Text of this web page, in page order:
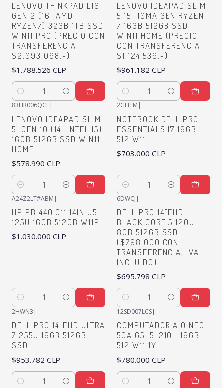
LENOVO THINKPAD L16
GEN 2 (16" AMD
RYZEN7) 32GB 1TB SSD
WIN11 PRO (PRECIO CON
TRANSFERENCIA
$2.093.098.-)
$1.788.526 CLP
Quantity
LENOVO IDEAPAD SLIM
5 15" 10MA GEN RYZEN
7 16GB 512GB SSD
WIN11 HOME (PRECIO
CON TRANSFERENCIA
$1.124.539.-)
$961.182 CLP
Quantity
83HR006QCL
LENOVO IDEAPAD SLIM
5I GEN 10 (14" INTEL I5)
16GB 512GB SSD WIN11
HOME
$578.990 CLP
Quantity
2GHTM
NOTEBOOK DELL PRO
ESSENTIALS I7 16GB
512 W11
$703.000 CLP
Quantity
A24Z2LT#ABM |
HP PB 440 G11 14IN U5-
125U 16GB 512GB W11P
$1.030.000 CLP
Quantity
6DWCJ |
DELL PRO 14"FHD
BLACK CORE 5 120U
8GB 512GB SSD
($798.000 CON
TRANSFERENCIA, IVA
INCLUIDO)
$695.798 CLP
Quantity
2HWN3 |
DELL PRO 14"FHD ULTRA
7 255U 16GB 512GB
SSD
$953.782 CLP
12SD007LCS|
COMPUTADOR AIO NEO
50A G5 I5-210H 16GB
512 W11 1Y
$780.000 CLP